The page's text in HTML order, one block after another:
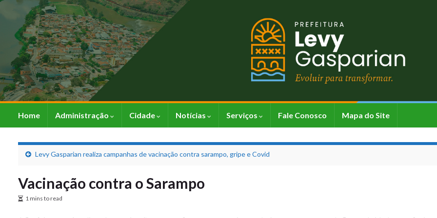
Home Administração Cidade Notícias Serviços Fale Conosco Mapa do Site
Levy Gasparian realiza campanhas de vacinação contra sarampo, gripe e Covid
Vacinação contra o Sarampo
1 mins to read